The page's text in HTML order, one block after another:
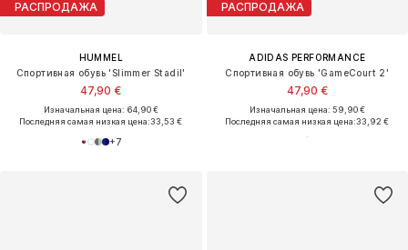
РАСПРОДАЖА
HUMMEL
Спортивная обувь 'Slimmer Stadil'
47,90 €
Изначальная цена: 64,90 €
Последняя самая низкая цена:33,53 €
+7
РАСПРОДАЖА
ADIDAS PERFORMANCE
Спортивная обувь 'GameCourt 2'
47,90 €
Изначальная цена: 59,90 €
Последняя самая низкая цена:33,92 €